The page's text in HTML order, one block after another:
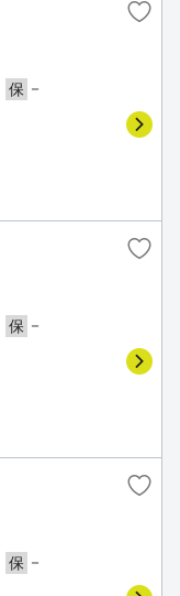
保 －
保 －
保 －